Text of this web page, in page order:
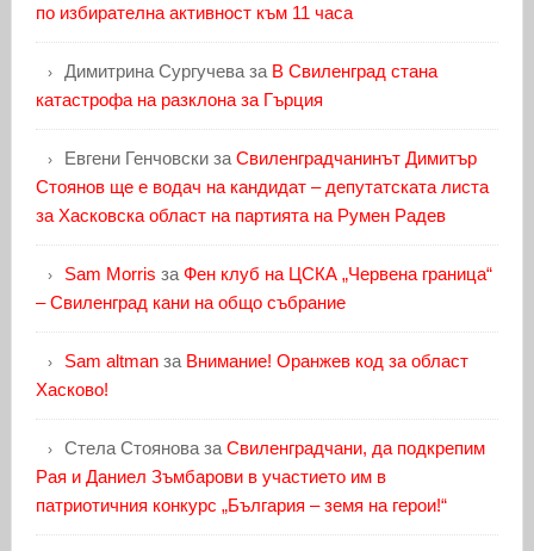
по избирателна активност към 11 часа
Димитрина Сургучеваза В Свиленград стана
катастрофа на разклона за Гърция
Евгени Генчовскиза Свиленградчанинът Димитър
Стоянов ще е водач на кандидат – депутатската листа
за Хасковска област на партията на Румен Радев
Sam Morris за Фен клуб на ЦСКА „Червена граница“
– Свиленград кани на общо събрание
Sam altmanза Внимание! Оранжев код за област
Хасково!
Стела Стояноваза Свиленградчани, да подкрепим
Рая и Даниел Зъмбарови в участието им в
патриотичния конкурс „България – земя на герои!“